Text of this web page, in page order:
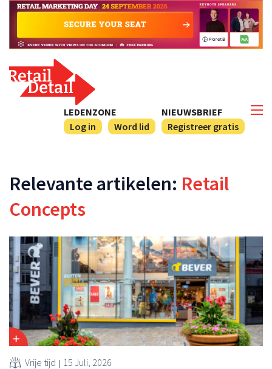
NIEUWSBRIEF
Registreer gratis
LEDENZONE
Log in
Word lid
Relevante artikelen: Retail
Concepts
Vrije tijd 15 Juli, 2026